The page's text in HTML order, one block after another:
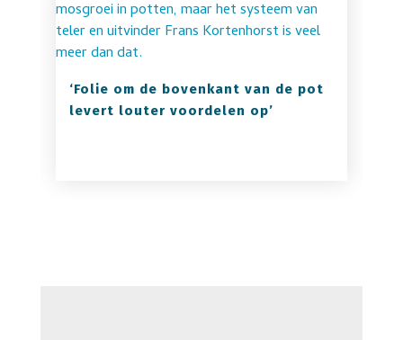
‘Folie om de bovenkant van de pot
levert louter voordelen op’